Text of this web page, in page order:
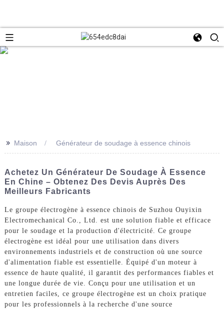
>> Maison Générateur de soudage à essence chinois
Achetez Un Générateur De Soudage À Essence
En Chine – Obtenez Des Devis Auprès Des
Meilleurs Fabricants
Le groupe électrogène à essence chinois de Suzhou Ouyixin
Electromechanical Co., Ltd. est une solution fiable et efficace
pour le soudage et la production d'électricité. Ce groupe
électrogène est idéal pour une utilisation dans divers
environnements industriels et de construction où une source
d'alimentation fiable est essentielle. Équipé d'un moteur à
essence de haute qualité, il garantit des performances fiables et
une longue durée de vie. Conçu pour une utilisation et un
entretien faciles, ce groupe électrogène est un choix pratique
pour les professionnels à la recherche d'une source